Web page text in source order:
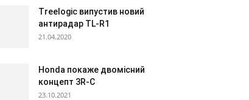
Treelogic випустив новий
антирадар TL-R1
21.04.2020
Honda покаже двомісний
концепт 3R-C
23.10.2021